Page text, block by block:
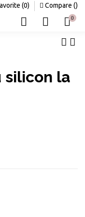
(0) Compare ()
0
la